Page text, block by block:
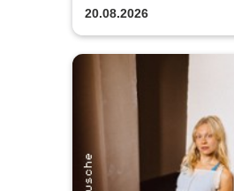
20.08.2026